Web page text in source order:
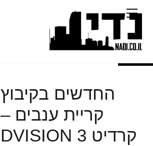
content
Menu
החדשים בקיבוץ
קריית ענבים –
קרדיט 3 DVISION